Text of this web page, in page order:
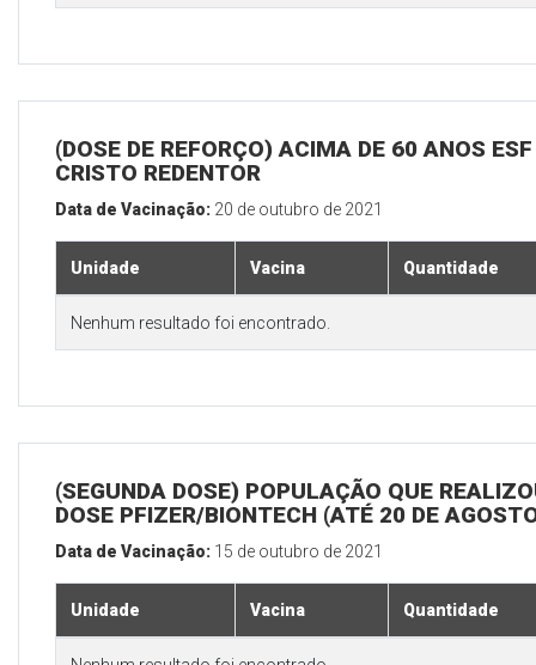
(DOSE DE REFORÇO) ACIMA DE 60 ANOS ESF
CRISTO REDENTOR
Data de Vacinação: 20 de outubro de 2021
Unidade Vacina Quantidade
Nenhum resultado foi encontrado.
(SEGUNDA DOSE) POPULAÇÃO QUE
DOSE PFIZER/BIONTECH (ATÉ 20 DE
Data de Vacinação: 15 de outubro de 2021
Unidade Vacina Quantidade